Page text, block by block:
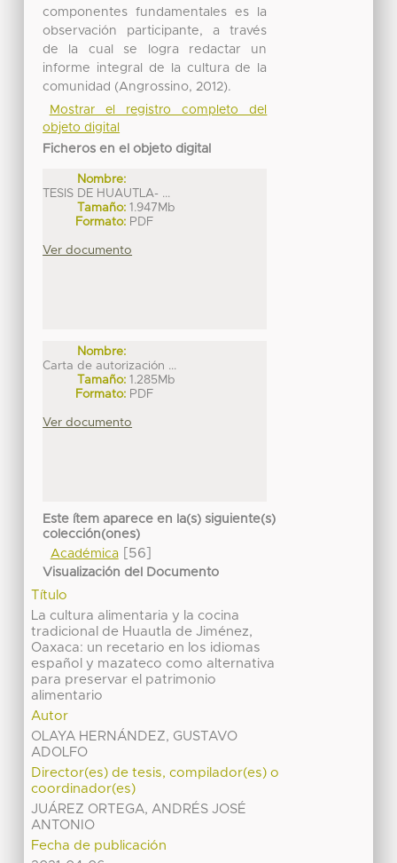
componentes fundamentales es la
observación participante, a través
de la cual se logra redactar un
informe integral de la cultura de la
comunidad (Angrossino, 2012).
Mostrar el registro completo del
objeto digital
Ficheros en el objeto digital
Nombre:
TESIS DE HUAUTLA- ...
Tamaño: 1.947Mb
Formato: PDF
Ver documento
Nombre:
Carta de autorización ...
Tamaño: 1.285Mb
Formato: PDF
Ver documento
Este ítem aparece en la(s) siguiente(s)
colección(ones)
Académica[56]
Visualización del Documento
Título
La cultura alimentaria y la cocina
tradicional de Huautla de Jiménez,
Oaxaca: un recetario en los idiomas
español y mazateco como alternativa
para preservar el patrimonio
alimentario
Autor
OLAYA HERNÁNDEZ, GUSTAVO
ADOLFO
Director(es) de tesis, compilador(es) o
coordinador(es)
JUÁREZ ORTEGA, ANDRÉS JOSÉ
ANTONIO
Fecha de publicación